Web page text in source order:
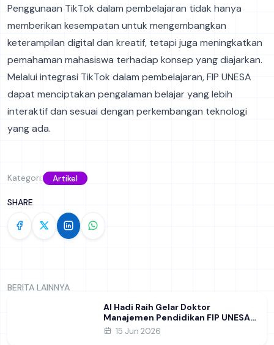
Penggunaan TikTok dalam pembelajaran tidak hanya
memberikan kesempatan untuk mengembangkan
keterampilan digital dan kreatif, tetapi juga meningkatkan
pemahaman mahasiswa terhadap konsep yang diajarkan.
Melalui integrasi TikTok dalam pembelajaran, FIP UNESA
dapat menciptakan pengalaman belajar yang lebih
interaktif dan sesuai dengan perkembangan teknologi
yang ada.
Kategori: Artikel
SHARE
BERITA LAINNYA
Al Hadi Raih Gelar Doktor
Manajemen Pendidikan FIP UNESA
melalui Riset Pembentukan
15 Jun 2026